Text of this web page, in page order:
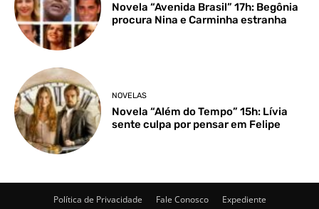
Novela “Avenida Brasil” 17h: Begônia
procura Nina e Carminha estranha
NOVELAS
Novela “Além do Tempo” 15h: Lívia
sente culpa por pensar em Felipe
Política de Privacidade Fale Conosco Expediente